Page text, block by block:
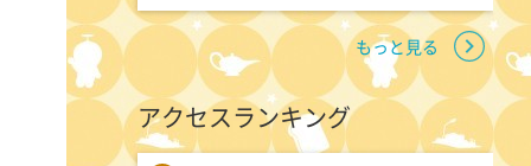
午後 1:45
ANNニュース
もっと見る
アクセスランキング